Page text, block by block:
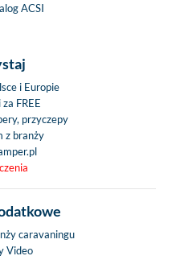
ACSI
i Europie
FREE
przyczepy
z branży
caravaningu
Video